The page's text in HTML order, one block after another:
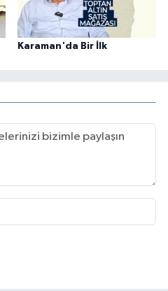
Karaman'da Bir İlk